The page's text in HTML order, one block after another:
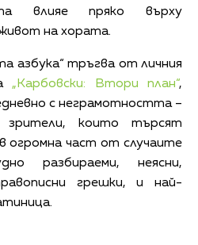
влияе пряко върху
на хората.
азбука“ тръгва от личния
„Карбовски: Втори план“,
с неграмотността –
зрители, които търсят
огромна част от случаите
разбираеми, неясни,
грешки, и най-